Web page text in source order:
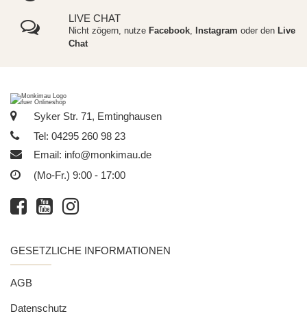
LIVE CHAT
Nicht zögern, nutze Facebook, Instagram oder denLive
Chat
Syker Str. 71, Emtinghausen
Tel: 04295 260 98 23
Email: info@monkimau.de
(Mo-Fr.) 9:00 - 17:00
GESETZLICHE INFORMATIONEN
AGB
Datenschutz